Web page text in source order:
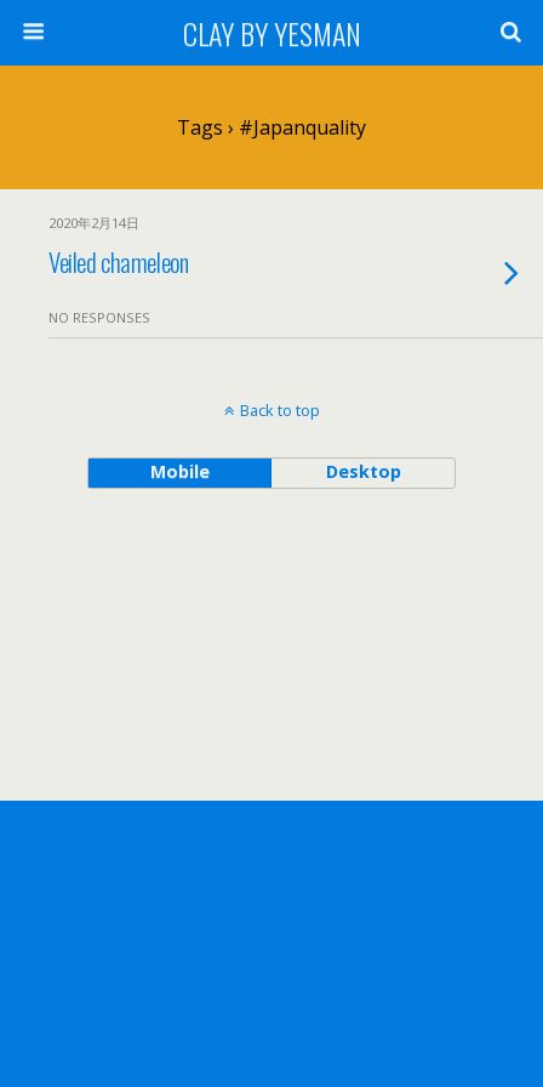
CLAY BY YESMAN
Tags › #japanquality
2020年2月14日
Veiled chameleon
NO RESPONSES
Back to top
Mobile Desktop